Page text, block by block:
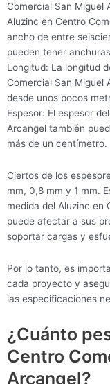
Comercial San Miguel
Aluzinc en Centro
ancho de entre
pueden tener
Longitud: La longitud
Comercial San Miguel
desde unos pocos
Espesor: El espesor
Arcangel también
más de un centímetro.
Ciertos de los
mm, 0,8 mm y 1 mm.
medida del Aluzinc en
puede afectar a sus
soportar cargas y
Por lo tanto, es
cada proyecto y
las especificaciones
¿Cuánto
Centro
Arcangel?